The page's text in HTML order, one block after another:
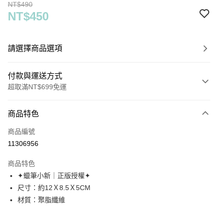
NT$490
NT$450
請選擇商品選項
付款與運送方式
超取滿NT$699免運
信用卡一次付款
超商取貨付款
Apple Pay
街口支付
商品特色
商品編號
11306956
商品特色
✦蠟筆小新｜正版授權✦
尺寸：約12Ｘ8.5Ｘ5CM
材質：聚脂纖維